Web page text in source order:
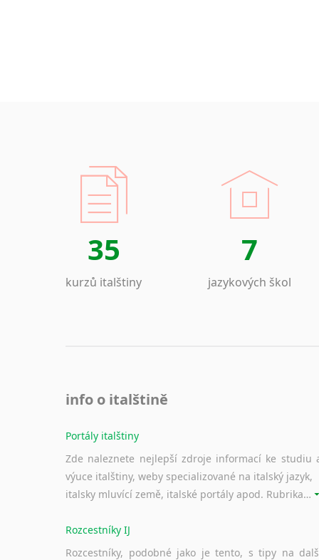
35
kurzů italštiny
7
jazykových škol
info o italštině
Portály italštiny
Zde naleznete nejlepší zdroje informací ke studiu
výuce italštiny, weby specializované na italský jazyk,
italsky mluvící země, italské portály apod. Rubrika obsahuje zejména komplexní a maximálně kvalitní stránky využitelné ke studiu italštiny.
Rozcestníky IJ
Rozcestníky, podobné jako je tento, s tipy na